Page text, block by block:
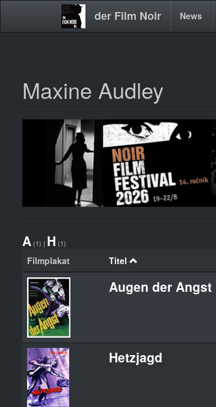
Direkt
der Film Noir
Main News
Maxine Audley
A (1) | H (1)
Filmplakat Titel
Augen der Angst
Hetzjagd